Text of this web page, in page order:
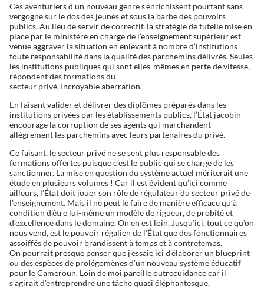
Ces aventuriers d’un nouveau genre s’enrichissent pourtant sans
vergogne sur le dos des jeunes et sous la barbe des pouvoirs
publics. Au lieu de servir de correctif, la stratégie de tutelle mise en
place par le ministère en charge de l’enseignement supérieur est
venue aggraver la situation en enlevant à nombre d’institutions
toute responsabilité dans la qualité des parchemins délivrés. Seules
les institutions publiques qui sont elles-mêmes en perte de vitesse,
répondent des formations du
secteur privé. Incroyable aberration.
En faisant valider et délivrer des diplômes préparés dans les
institutions privées par les établissements publics, l’État jacobin
encourage la corruption de ses agents qui marchandent
allègrement les parchemins avec leurs partenaires du privé.
Ce faisant, le secteur privé ne se sent plus responsable des
formations offertes puisque c’est le public qui se charge de les
sanctionner. La mise en question du système actuel mériterait une
étude en plusieurs volumes ! Car il est évident qu’ici comme
ailleurs, l’État doit jouer son rôle de régulateur du secteur privé de
l’enseignement. Mais il ne peut le faire de manière efficace qu’à
condition d’être lui-même un modèle de rigueur, de probité et
d’excellence dans le domaine. On en est loin. Jusqu’ici, tout ce qu’on
nous vend, est le pouvoir régalien de l’État que des fonctionnaires
assoiffés de pouvoir brandissent à temps et à contretemps.
On pourrait presque penser que j’essaie ici d’élaborer un blueprint
ou des espèces de prolégomènes d’un nouveau système éducatif
pour le Cameroun. Loin de moi pareille outrecuidance car il
s’agirait d’entreprendre une tâche quasi éléphantesque.